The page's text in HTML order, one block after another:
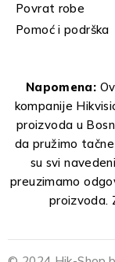
Povrat robe
Pomoć i podrška
Napomena:
kompanije
proizvoda u
da pružimo
su svi
preuzimamo
proizvoda.